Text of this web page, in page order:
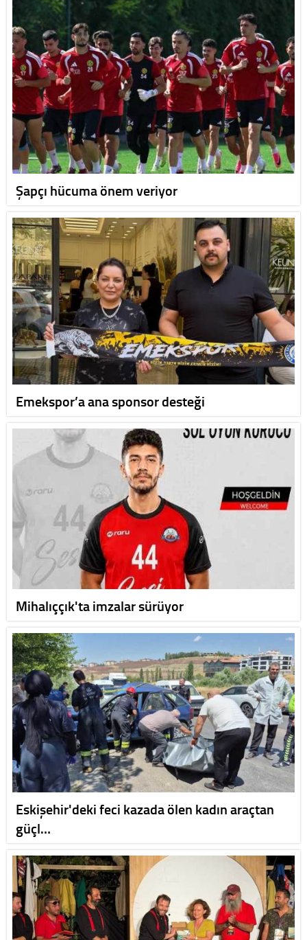
Şapçı hücuma önem veriyor
Emekspor’a ana sponsor desteği
Mihalıççık'ta imzalar sürüyor
Eskişehir'deki feci kazada ölen kadın araçtan
güçl…